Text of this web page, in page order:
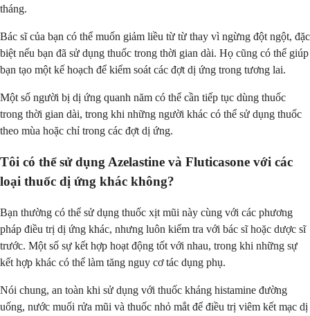
tháng.
Bác sĩ của bạn có thể muốn giảm liều từ từ thay vì ngừng đột ngột, đặc
biệt nếu bạn đã sử dụng thuốc trong thời gian dài. Họ cũng có thể giúp
bạn tạo một kế hoạch để kiểm soát các đợt dị ứng trong tương lai.
Một số người bị dị ứng quanh năm có thể cần tiếp tục dùng thuốc
trong thời gian dài, trong khi những người khác có thể sử dụng thuốc
theo mùa hoặc chỉ trong các đợt dị ứng.
Tôi có thể sử dụng Azelastine và Fluticasone với các
loại thuốc dị ứng khác không?
Bạn thường có thể sử dụng thuốc xịt mũi này cùng với các phương
pháp điều trị dị ứng khác, nhưng luôn kiểm tra với bác sĩ hoặc dược sĩ
trước. Một số sự kết hợp hoạt động tốt với nhau, trong khi những sự
kết hợp khác có thể làm tăng nguy cơ tác dụng phụ.
Nói chung, an toàn khi sử dụng với thuốc kháng histamine đường
uống, nước muối rửa mũi và thuốc nhỏ mắt để điều trị viêm kết mạc dị